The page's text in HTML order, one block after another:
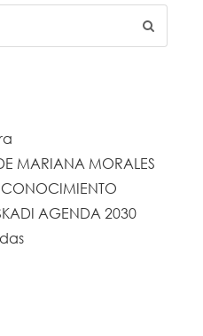
MARIANA MORALES
AGENDA 2030